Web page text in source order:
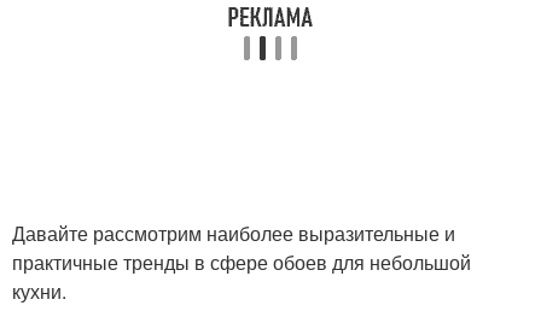
Давайте рассмотрим наиболее выразительные и
практичные тренды в сфере обоев для небольшой
кухни.